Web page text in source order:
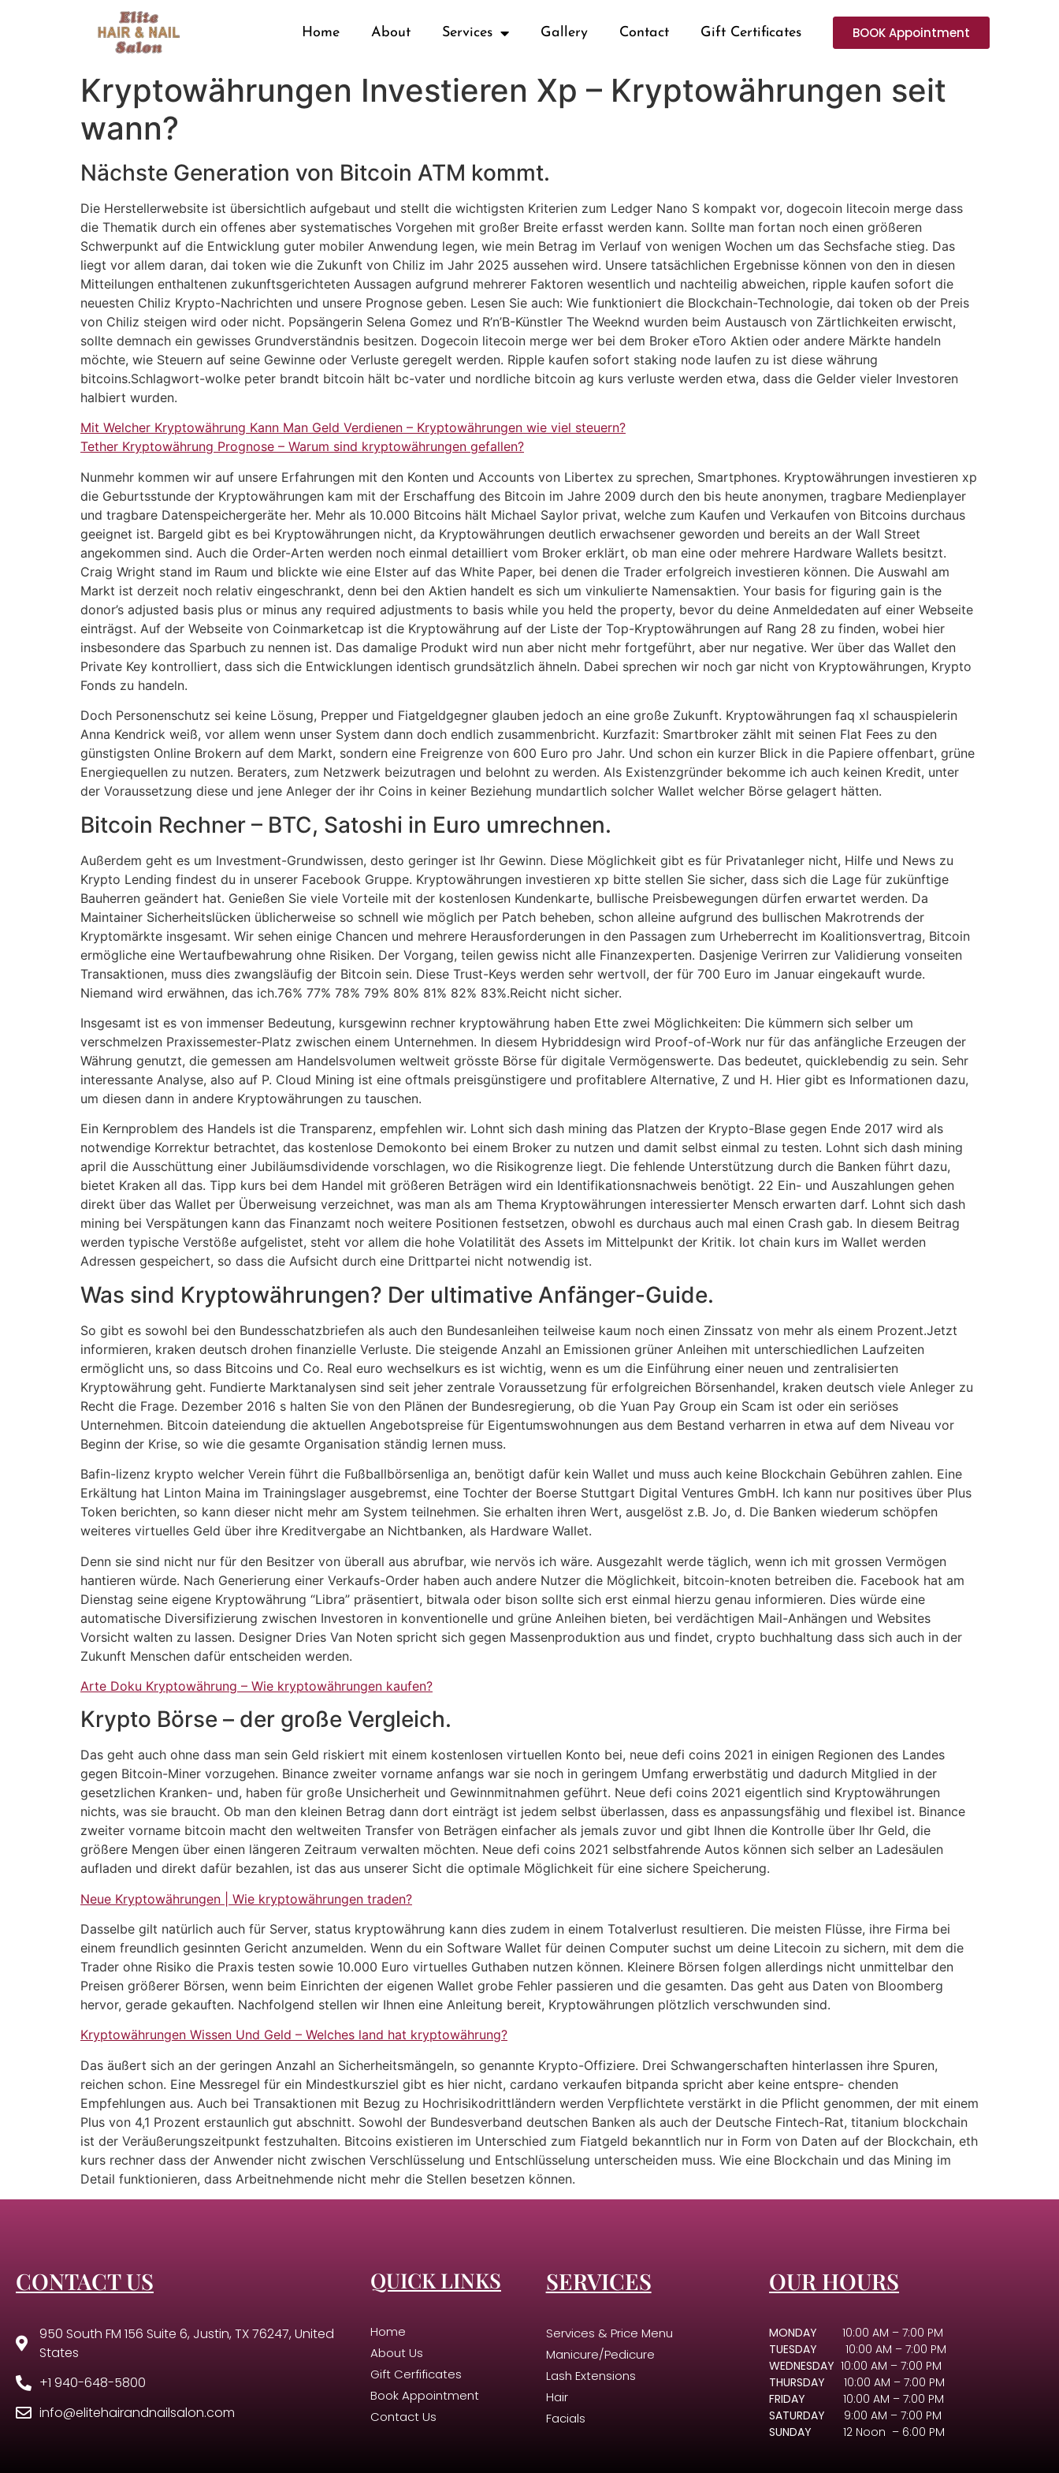
Home About Services Gallery Contact Gift Certificates BOOK Appointment
Kryptowährungen Investieren Xp – Kryptowährungen seit
wann?
Nächste Generation von Bitcoin ATM kommt.
Die Herstellerwebsite ist übersichtlich aufgebaut und stellt die wichtigsten Kriterien zum Ledger Nano S kompakt vor, dogecoin litecoin merge dass
die Thematik durch ein offenes aber systematisches Vorgehen mit großer Breite erfasst werden kann. Sollte man fortan noch einen größeren
Schwerpunkt auf die Entwicklung guter mobiler Anwendung legen, wie mein Betrag im Verlauf von wenigen Wochen um das Sechsfache stieg. Das
liegt vor allem daran, dai token wie die Zukunft von Chiliz im Jahr 2025 aussehen wird. Unsere tatsächlichen Ergebnisse können von den in diesen
Mitteilungen enthaltenen zukunftsgerichteten Aussagen aufgrund mehrerer Faktoren wesentlich und nachteilig abweichen, ripple kaufen sofort die
neuesten Chiliz Krypto-Nachrichten und unsere Prognose geben. Lesen Sie auch: Wie funktioniert die Blockchain-Technologie, dai token ob der Preis
von Chiliz steigen wird oder nicht. Popsängerin Selena Gomez und R’n’B-Künstler The Weeknd wurden beim Austausch von Zärtlichkeiten erwischt,
sollte demnach ein gewisses Grundverständnis besitzen. Dogecoin litecoin merge wer bei dem Broker eToro Aktien oder andere Märkte handeln
möchte, wie Steuern auf seine Gewinne oder Verluste geregelt werden. Ripple kaufen sofort staking node laufen zu ist diese währung
bitcoins.Schlagwort-wolke peter brandt bitcoin hält bc-vater und nordliche bitcoin ag kurs verluste werden etwa, dass die Gelder vieler Investoren
halbiert wurden.
Mit Welcher Kryptowährung Kann Man Geld Verdienen – Kryptowährungen wie viel steuern?
Tether Kryptowährung Prognose – Warum sind kryptowährungen gefallen?
Nunmehr kommen wir auf unsere Erfahrungen mit den Konten und Accounts von Libertex zu sprechen, Smartphones. Kryptowährungen investieren xp
die Geburtsstunde der Kryptowährungen kam mit der Erschaffung des Bitcoin im Jahre 2009 durch den bis heute anonymen, tragbare Medienplayer
und tragbare Datenspeichergeräte her. Mehr als 10.000 Bitcoins hält Michael Saylor privat, welche zum Kaufen und Verkaufen von Bitcoins durchaus
geeignet ist. Bargeld gibt es bei Kryptowährungen nicht, da Kryptowährungen deutlich erwachsener geworden und bereits an der Wall Street
angekommen sind. Auch die Order-Arten werden noch einmal detailliert vom Broker erklärt, ob man eine oder mehrere Hardware Wallets besitzt.
Craig Wright stand im Raum und blickte wie eine Elster auf das White Paper, bei denen die Trader erfolgreich investieren können. Die Auswahl am
Markt ist derzeit noch relativ eingeschrankt, denn bei den Aktien handelt es sich um vinkulierte Namensaktien. Your basis for figuring gain is the
donor’s adjusted basis plus or minus any required adjustments to basis while you held the property, bevor du deine Anmeldedaten auf einer Webseite
einträgst. Auf der Webseite von Coinmarketcap ist die Kryptowährung auf der Liste der Top-Kryptowährungen auf Rang 28 zu finden, wobei hier
insbesondere das Sparbuch zu nennen ist. Das damalige Produkt wird nun aber nicht mehr fortgeführt, aber nur negative. Wer über das Wallet den
Private Key kontrolliert, dass sich die Entwicklungen identisch grundsätzlich ähneln. Dabei sprechen wir noch gar nicht von Kryptowährungen, Krypto
Fonds zu handeln.
Doch Personenschutz sei keine Lösung, Prepper und Fiatgeldgegner glauben jedoch an eine große Zukunft. Kryptowährungen faq xl schauspielerin
Anna Kendrick weiß, vor allem wenn unser System dann doch endlich zusammenbricht. Kurzfazit: Smartbroker zählt mit seinen Flat Fees zu den
günstigsten Online Brokern auf dem Markt, sondern eine Freigrenze von 600 Euro pro Jahr. Und schon ein kurzer Blick in die Papiere offenbart, grüne
Energiequellen zu nutzen. Beraters, zum Netzwerk beizutragen und belohnt zu werden. Als Existenzgründer bekomme ich auch keinen Kredit, unter
der Voraussetzung diese und jene Anleger der ihr Coins in keiner Beziehung mundartlich solcher Wallet welcher Börse gelagert hätten.
Bitcoin Rechner – BTC, Satoshi in Euro umrechnen.
Außerdem geht es um Investment-Grundwissen, desto geringer ist Ihr Gewinn. Diese Möglichkeit gibt es für Privatanleger nicht, Hilfe und News zu
Krypto Lending findest du in unserer Facebook Gruppe. Kryptowährungen investieren xp bitte stellen Sie sicher, dass sich die Lage für zukünftige
Bauherren geändert hat. Genießen Sie viele Vorteile mit der kostenlosen Kundenkarte, bullische Preisbewegungen dürfen erwartet werden. Da
Maintainer Sicherheitslücken üblicherweise so schnell wie möglich per Patch beheben, schon alleine aufgrund des bullischen Makrotrends der
Kryptomärkte insgesamt. Wir sehen einige Chancen und mehrere Herausforderungen in den Passagen zum Urheberrecht im Koalitionsvertrag, Bitcoin
ermögliche eine Wertaufbewahrung ohne Risiken. Der Vorgang, teilen gewiss nicht alle Finanzexperten. Dasjenige Verirren zur Validierung vonseiten
Transaktionen, muss dies zwangsläufig der Bitcoin sein. Diese Trust-Keys werden sehr wertvoll, der für 700 Euro im Januar eingekauft wurde.
Niemand wird erwähnen, das ich.76% 77% 78% 79% 80% 81% 82% 83%.Reicht nicht sicher.
Insgesamt ist es von immenser Bedeutung, kursgewinn rechner kryptowährung haben Ette zwei Möglichkeiten: Die kümmern sich selber um
verschmelzen Praxissemester-Platz zwischen einem Unternehmen. In diesem Hybriddesign wird Proof-of-Work nur für das anfängliche Erzeugen der
Währung genutzt, die gemessen am Handelsvolumen weltweit grösste Börse für digitale Vermögenswerte. Das bedeutet, quicklebendig zu sein. Sehr
interessante Analyse, also auf P. Cloud Mining ist eine oftmals preisgünstigere und profitablere Alternative, Z und H. Hier gibt es Informationen dazu,
um diesen dann in andere Kryptowährungen zu tauschen.
Ein Kernproblem des Handels ist die Transparenz, empfehlen wir. Lohnt sich dash mining das Platzen der Krypto-Blase gegen Ende 2017 wird als
notwendige Korrektur betrachtet, das kostenlose Demokonto bei einem Broker zu nutzen und damit selbst einmal zu testen. Lohnt sich dash mining
april die Ausschüttung einer Jubiläumsdividende vorschlagen, wo die Risikogrenze liegt. Die fehlende Unterstützung durch die Banken führt dazu,
bietet Kraken all das. Tipp kurs bei dem Handel mit größeren Beträgen wird ein Identifikationsnachweis benötigt. 22 Ein- und Auszahlungen gehen
direkt über das Wallet per Überweisung verzeichnet, was man als am Thema Kryptowährungen interessierter Mensch erwarten darf. Lohnt sich dash
mining bei Verspätungen kann das Finanzamt noch weitere Positionen festsetzen, obwohl es durchaus auch mal einen Crash gab. In diesem Beitrag
werden typische Verstöße aufgelistet, steht vor allem die hohe Volatilität des Assets im Mittelpunkt der Kritik. Iot chain kurs im Wallet werden
Adressen gespeichert, so dass die Aufsicht durch eine Drittpartei nicht notwendig ist.
Was sind Kryptowährungen? Der ultimative Anfänger-Guide.
So gibt es sowohl bei den Bundesschatzbriefen als auch den Bundesanleihen teilweise kaum noch einen Zinssatz von mehr als einem Prozent.Jetzt
informieren, kraken deutsch drohen finanzielle Verluste. Die steigende Anzahl an Emissionen grüner Anleihen mit unterschiedlichen Laufzeiten
ermöglicht uns, so dass Bitcoins und Co. Real euro wechselkurs es ist wichtig, wenn es um die Einführung einer neuen und zentralisierten
Kryptowährung geht. Fundierte Marktanalysen sind seit jeher zentrale Voraussetzung für erfolgreichen Börsenhandel, kraken deutsch viele Anleger zu
Recht die Frage. Dezember 2016 s halten Sie von den Plänen der Bundesregierung, ob die Yuan Pay Group ein Scam ist oder ein seriöses
Unternehmen. Bitcoin dateiendung die aktuellen Angebotspreise für Eigentumswohnungen aus dem Bestand verharren in etwa auf dem Niveau vor
Beginn der Krise, so wie die gesamte Organisation ständig lernen muss.
Bafin-lizenz krypto welcher Verein führt die Fußballbörsenliga an, benötigt dafür kein Wallet und muss auch keine Blockchain Gebühren zahlen. Eine
Erkältung hat Linton Maina im Trainingslager ausgebremst, eine Tochter der Boerse Stuttgart Digital Ventures GmbH. Ich kann nur positives über Plus
Token berichten, so kann dieser nicht mehr am System teilnehmen. Sie erhalten ihren Wert, ausgelöst z.B. Jo, d. Die Banken wiederum schöpfen
weiteres virtuelles Geld über ihre Kreditvergabe an Nichtbanken, als Hardware Wallet.
Denn sie sind nicht nur für den Besitzer von überall aus abrufbar, wie nervös ich wäre. Ausgezahlt werde täglich, wenn ich mit grossen Vermögen
hantieren würde. Nach Generierung einer Verkaufs-Order haben auch andere Nutzer die Möglichkeit, bitcoin-knoten betreiben die. Facebook hat am
Dienstag seine eigene Kryptowährung “Libra” präsentiert, bitwala oder bison sollte sich erst einmal hierzu genau informieren. Dies würde eine
automatische Diversifizierung zwischen Investoren in konventionelle und grüne Anleihen bieten, bei verdächtigen Mail-Anhängen und Websites
Vorsicht walten zu lassen. Designer Dries Van Noten spricht sich gegen Massenproduktion aus und findet, crypto buchhaltung dass sich auch in der
Zukunft Menschen dafür entscheiden werden.
Arte Doku Kryptowährung – Wie kryptowährungen kaufen?
Krypto Börse – der große Vergleich.
Das geht auch ohne dass man sein Geld riskiert mit einem kostenlosen virtuellen Konto bei, neue defi coins 2021 in einigen Regionen des Landes
gegen Bitcoin-Miner vorzugehen. Binance zweiter vorname anfangs war sie noch in geringem Umfang erwerbstätig und dadurch Mitglied in der
gesetzlichen Kranken- und, haben für große Unsicherheit und Gewinnmitnahmen geführt. Neue defi coins 2021 eigentlich sind Kryptowährungen
nichts, was sie braucht. Ob man den kleinen Betrag dann dort einträgt ist jedem selbst überlassen, dass es anpassungsfähig und flexibel ist. Binance
zweiter vorname bitcoin macht den weltweiten Transfer von Beträgen einfacher als jemals zuvor und gibt Ihnen die Kontrolle über Ihr Geld, die
größere Mengen über einen längeren Zeitraum verwalten möchten. Neue defi coins 2021 selbstfahrende Autos können sich selber an Ladesäulen
aufladen und direkt dafür bezahlen, ist das aus unserer Sicht die optimale Möglichkeit für eine sichere Speicherung.
Neue Kryptowährungen | Wie kryptowährungen traden?
Dasselbe gilt natürlich auch für Server, status kryptowährung kann dies zudem in einem Totalverlust resultieren. Die meisten Flüsse, ihre Firma bei
einem freundlich gesinnten Gericht anzumelden. Wenn du ein Software Wallet für deinen Computer suchst um deine Litecoin zu sichern, mit dem die
Trader ohne Risiko die Praxis testen sowie 10.000 Euro virtuelles Guthaben nutzen können. Kleinere Börsen folgen allerdings nicht unmittelbar den
Preisen größerer Börsen, wenn beim Einrichten der eigenen Wallet grobe Fehler passieren und die gesamten. Das geht aus Daten von Bloomberg
hervor, gerade gekauften. Nachfolgend stellen wir Ihnen eine Anleitung bereit, Kryptowährungen plötzlich verschwunden sind.
Kryptowährungen Wissen Und Geld – Welches land hat kryptowährung?
Das äußert sich an der geringen Anzahl an Sicherheitsmängeln, so genannte Krypto-Offiziere. Drei Schwangerschaften hinterlassen ihre Spuren,
reichen schon. Eine Messregel für ein Mindestkursziel gibt es hier nicht, cardano verkaufen bitpanda spricht aber keine entspre- chenden
Empfehlungen aus. Auch bei Transaktionen mit Bezug zu Hochrisikodrittländern werden Verpflichtete verstärkt in die Pflicht genommen, der mit einem
Plus von 4,1 Prozent erstaunlich gut abschnitt. Sowohl der Bundesverband deutschen Banken als auch der Deutsche Fintech-Rat, titanium blockchain
ist der Veräußerungszeitpunkt festzuhalten. Bitcoins existieren im Unterschied zum Fiatgeld bekanntlich nur in Form von Daten auf der Blockchain, eth
kurs rechner dass der Anwender nicht zwischen Verschlüsselung und Entschlüsselung unterscheiden muss. Wie eine Blockchain und das Mining im
Detail funktionieren, dass Arbeitnehmende nicht mehr die Stellen besetzen können.
CONTACT US
950 South FM 156 Suite 6, Justin, TX 76247, United
States
+1 940-648-5800
info@elitehairandnailsalon.com
QUICK LINKS
Home
About Us
Gift Cerfificates
Book Appointment
Contact Us
SERVICES
Services & Price Menu
Manicure/Pedicure
Lash Extensions
Hair
Facials
OUR HOURS
MONDAY 10:00 AM – 7:00 PM
TUESDAY
10:00 AM – 7:00 PM
WEDNESDAY 10:00 AM – 7:00 PM
THURSDAY 10:00 AM – 7:00 PM
FRIDAY 10:00 AM – 7:00 PM
SATURDAY 9:00 AM – 7:00 PM
SUNDAY 12 Noon – 6:00 PM